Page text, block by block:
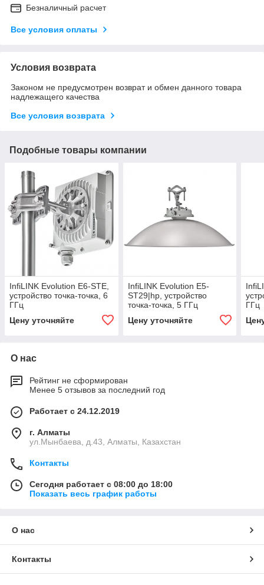
Безналичный расчет
Все условия оплаты
Условия возврата
Законом не предусмотрен возврат и обмен данного товара
надлежащего качества
Все условия возврата
Подобные товары компании
InfiLINK Evolution E6-STE,
устройство точка-точка, 6
ГГц
Цену уточняйте
InfiLINK Evolution E5-
ST29|hp, устройство
точка-точка, 5 ГГц
Цену уточняйте
ГГц
О нас
Рейтинг не сформирован
Менее 5 отзывов за последний год
Работает с 24.12.2019
г. Алматы
ул.Мынбаева, д.43, Алматы, Казахстан
Контакты
Сегодня работает с 08:00 до 18:00
Показать весь график работы
О нас
Контакты